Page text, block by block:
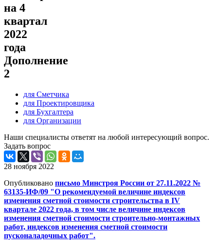
на 4
квартал
2022
года
Дополнение
2
для Сметчика
для Проектировщика
для Бухгалтера
для Организации
Наши специалисты ответят на любой интересующий вопрос.
Задать вопрос
28 ноября 2022
Опубликовано письмо Минстроя России от 27.11.2022 №
63135-ИФ/09 "О рекомендуемой величине индексов
изменения сметной стоимости строительства в IV
квартале 2022 года, в том числе величине индексов
изменения сметной стоимости строительно-монтажных
работ, индексов изменения сметной стоимости
пусконаладочных работ".